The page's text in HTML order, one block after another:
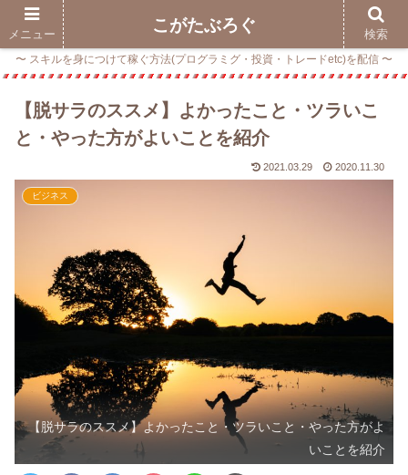
〜 スキルを身につけて稼ぐ方法(プログラミグ・投資・トレードetc)を配信 〜
【脱サラのススメ】よかったこと・ツラいこ
と・やった方がよいことを紹介
2021.03.29 2020.11.30
ビジネス
【脱サラのススメ】よかったこと・ツラいこと・やった方がよ
いことを紹介
メニュー こがたぶろぐ 検索